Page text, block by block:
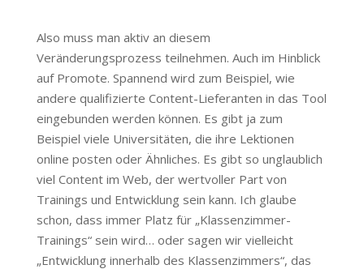
Also muss man aktiv an diesem
Veränderungsprozess teilnehmen. Auch im Hinblick
auf Promote. Spannend wird zum Beispiel, wie
andere qualifizierte Content-Lieferanten in das Tool
eingebunden werden können. Es gibt ja zum
Beispiel viele Universitäten, die ihre Lektionen
online posten oder Ähnliches. Es gibt so unglaublich
viel Content im Web, der wertvoller Part von
Trainings und Entwicklung sein kann. Ich glaube
schon, dass immer Platz für „Klassenzimmer-
Trainings“ sein wird… oder sagen wir vielleicht
„Entwicklung innerhalb des Klassenzimmers“, das